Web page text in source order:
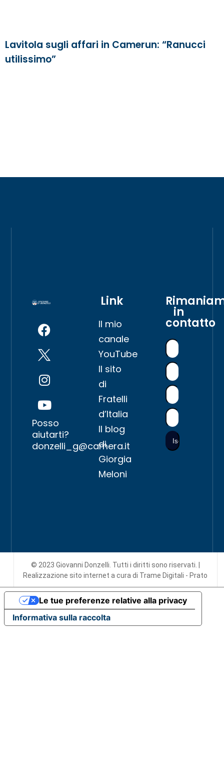
Lavitola sugli affari in Camerun: “Ranucci
utilissimo”
Posso
aiutarti?
donzelli_g@camera.it
Link
Il mio
canale
YouTube
Il sito
di
Fratelli
d’Italia
Il blog
di
Giorgia
Meloni
in
contatto
© 2023 Giovanni Donzelli. Tutti i diritti sono riservati. |
Realizzazione sito interneta cura di Trame Digitali - Prato
Informativa sulla raccolta
Le tue preferenze relative alla privacy